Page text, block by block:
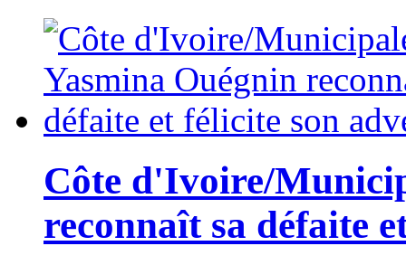
Côte d'Ivoire/
reconnaît sa défaite